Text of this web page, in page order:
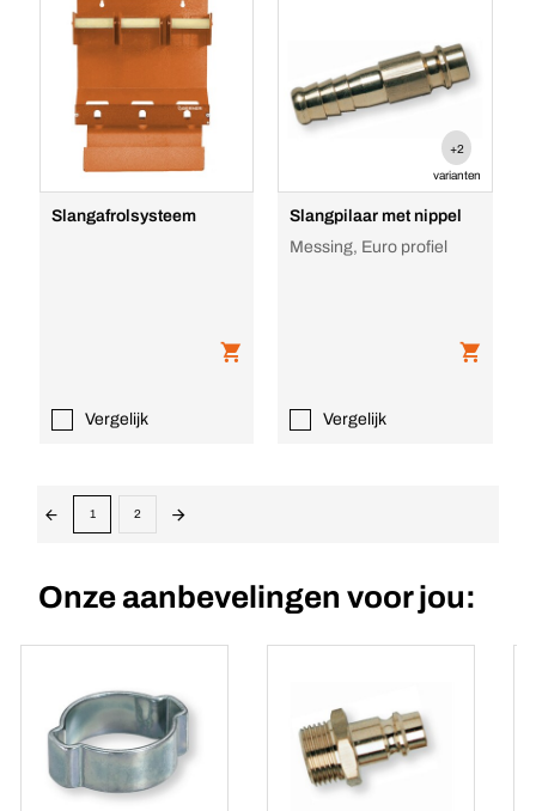
Slangafrolsysteem
Vergelijk
+2
varianten
Slangpilaar met nippel
Messing, Euro profiel
Vergelijk
1 2
Onze aanbevelingen voor jou: